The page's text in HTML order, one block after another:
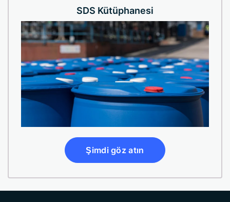
SDS Kütüphanesi
Şimdi göz atın